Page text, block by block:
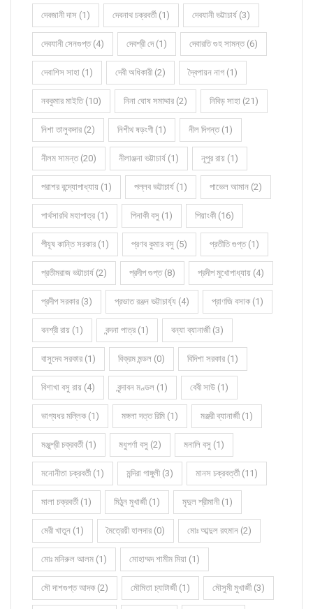
দেবজানী দাস (1) দেবনাথ চক্রবর্তী (1) দেবযানী ভট্টাচার্য (3)
দেবযানী সেনগুপ্ত (4) দেবশ্রী দে (1) দেবারতি গুহ সামন্ত (6)
দেবাশিস সাহা (1) দেবী অধিকারী (2) দ্বৈপায়ন নাগ (1)
নবকুমার মাইতি (10) নিনা ঘোষ সমাদ্দার (2) নিবিড় সাহা (21)
নিশা তালুকদার (2) নিশীথ ষড়ংগী (1) নীল দিগন্ত (1)
নীলম সামন্ত (20) নীলাঞ্জনা ভট্টাচার্য (1) নূপুর রায় (1)
পরাশর বন্দ্যোপাধ্যায় (1) পল্লব ভট্টাচার্য (1) পাভেল আমান (2)
পার্থসারথি মহাপাত্র (1) পিনাকী বসু (1) পিয়াংকী (16)
পীযূষ কান্তি সরকার (1) প্রণব কুমার বসু (5) প্রতীতি গুপ্ত (1)
প্রতীমরাজ ভট্টাচার্য (2) প্রদীপ গুপ্ত (8) প্রদীপ মুখোপাধ্যায় (4)
প্রদীপ সরকার (3) প্রভাত রঞ্জন ভট্টাচার্য্য (4) প্রাণজি বসাক (1)
বনশ্রী রায় (1) বন্দনা পাত্র (1) বন্যা ব্যানার্জী (3)
বাসুদেব সরকার (1) বিক্রম মন্ডল (0) বিদিশা সরকার (1)
বিশাখা বসু রায় (4) বৃন্দাবন মণ্ডল (1) বেবী সাউ (1)
ভাগ্যধর মল্লিক (1) মঙ্গলা দত্ত রিমি (1) মঞ্জরী ব্যানার্জী (1)
মঞ্জুশ্রী চক্রবর্তী (1) মধুপর্ণা বসু (2) মনালি বসু (1)
মনোনীতা চক্রবর্তী (1) মন্দিরা গাঙ্গুলী (3) মানস চক্রবর্ত্তী (11)
মালা চক্রবর্তী (1) মিঠুন মুখার্জী (1) মৃদুল শ্রীমানী (1)
মেরী খাতুন (1) মৈত্রেয়ী হালদার (0) মোঃ আব্দুল রহমান (2)
মোঃ মনিরুল আলম (1) মোহাম্মদ শামীম মিয়া (1)
মৌ দাশগুপ্ত আদক (2) মৌমিতা চ্যাটার্জী (1) মৌসুমী মুখার্জী (3)